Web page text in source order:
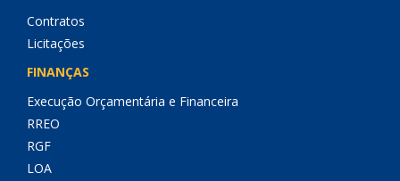
Contratos
Licitações
FINANÇAS
Execução Orçamentária e Financeira
RREO
RGF
LOA